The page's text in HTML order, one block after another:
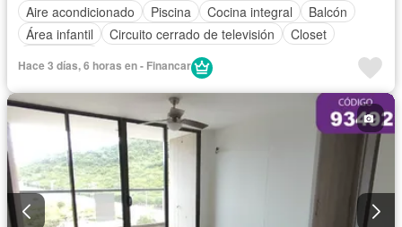
Aire acondicionado
Piscina Cocina integral
Balcón
Área infantil
Circuito cerrado de televisión
Closet
Hace 3 días, 6 horas en - Financar